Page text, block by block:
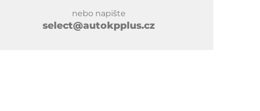
nebo napište
select@autokpplus.cz